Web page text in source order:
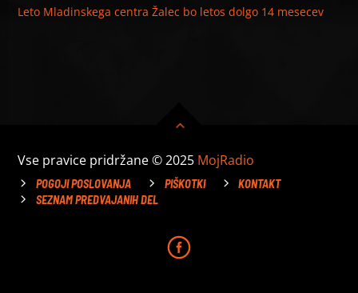
Leto Mladinskega centra Žalec bo letos dolgo 14 mesecev
Vse pravice pridržane © 2025 MojRadio
POGOJI POSLOVANJA PIŠKOTKI
KONTAKT
SEZNAM PREDVAJANIH DEL